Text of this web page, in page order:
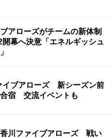
アローズがチームの新体制
幕へ決意「エネルギッシュ
イブアローズ 新シーズン前
宿 交流イベントも
川ファイブアローズ 戦い